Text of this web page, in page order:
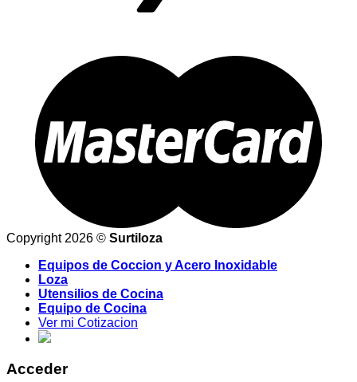
Copyright 2026 © Surtiloza
Equipos de Coccion y Acero Inoxidable
Loza
Utensilios de Cocina
Equipo de Cocina
Ver mi Cotizacion
Acceder